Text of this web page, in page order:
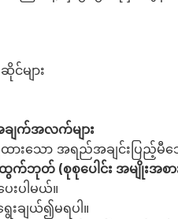
များ
ျက်အလက်များ
းသော အရည်အချင်းပြည့်မီသ
က်ဘုတ် (စုစုပေါင်း အမျိုးအစာ
ပါမယ်။
ချယ်၍မရပါ။